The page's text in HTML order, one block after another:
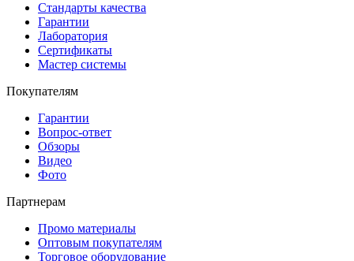
Стандарты качества
Гарантии
Лаборатория
Сертификаты
Мастер системы
Покупателям
Гарантии
Вопрос-ответ
Обзоры
Видео
Фото
Партнерам
Промо материалы
Оптовым покупателям
Торговое оборудование